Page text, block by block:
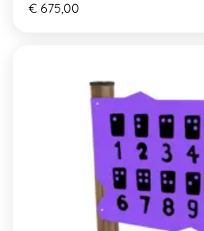
€ 675,00